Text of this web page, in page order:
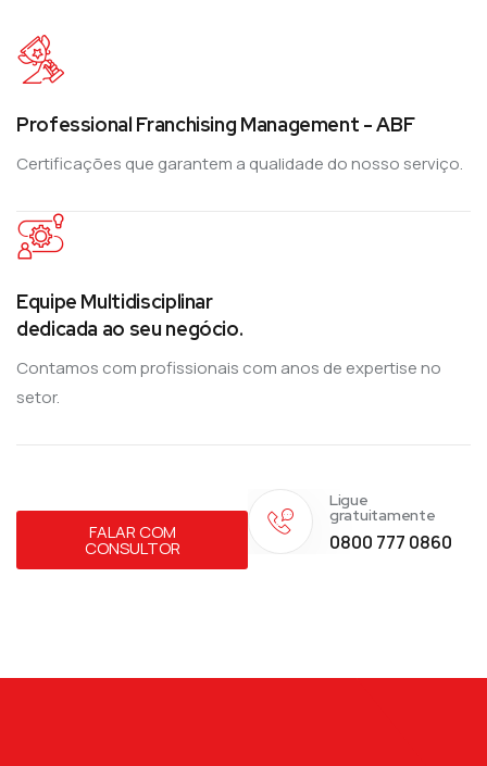
Professional Franchising Management - ABF
Certificações que garantem a qualidade do nosso serviço.
Equipe Multidisciplinar
dedicada ao seu negócio.
Contamos com profissionais com anos de expertise no
setor.
FALAR COM
CONSULTOR
Ligue
gratuitamente
0800 777 0860